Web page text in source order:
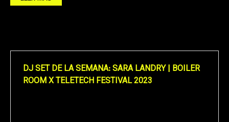
DJ SET DE LA SEMANA: SARA LANDRY | BOILER
ROOM X TELETECH FESTIVAL 2023